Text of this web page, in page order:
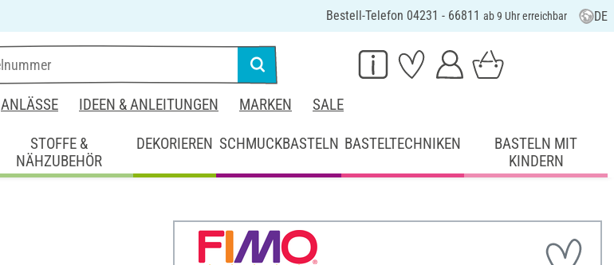
Bestell-Telefon 04231 - 66811 ab 9 Uhr erreichbar DE
ANLÄSSE IDEEN & ANLEITUNGEN MARKEN SALE
STOFFE &
NÄHZUBEHÖR
DEKORIEREN SCHMUCKBASTELN BASTELTECHNIKEN
BASTELN MIT
KINDERN